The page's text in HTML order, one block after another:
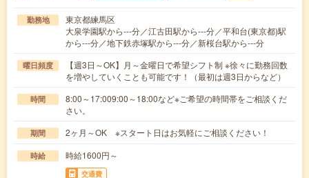
勤務地
東京都練馬区
大泉学園駅から---分／江古田駅から---分／平和台(東京都)駅
から---分／地下鉄赤塚駅から---分／新桜台駅から---分
曜日頻度
【週3日～OK】月～金曜日で希望シフト制 ※徐々に勤務回数
を増やしていくことも可能です！（最初は週3日からなど）
時間
8:00～17:009:00～18:00など※ご希望の時間帯をご相談くだ
さい。
期間 2ヶ月～OK ※スタート日はお気軽にご相談ください！
時給 時給1600円～
交通費